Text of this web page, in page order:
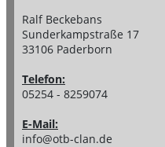
Ralf Beckebans
Sunderkampstraße 17
33106 Paderborn
Telefon:
05254 - 8259074
E-Mail:
info@otb-clan.de